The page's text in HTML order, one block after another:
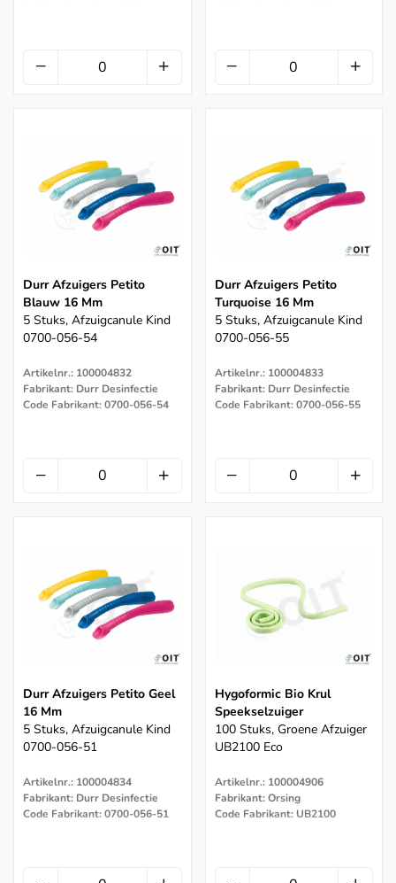
Durr Afzuigers Petito
Blauw 16 Mm
5 Stuks, Afzuigcanule Kind
0700-056-54
Artikelnr.: 100004832
Fabrikant: Durr Desinfectie
Code Fabrikant: 0700-056-54
Durr Afzuigers Petito
Turquoise 16 Mm
5 Stuks, Afzuigcanule Kind
0700-056-55
Artikelnr.: 100004833
Fabrikant: Durr Desinfectie
Code Fabrikant: 0700-056-55
Durr Afzuigers Petito Geel
16 Mm
5 Stuks, Afzuigcanule Kind
0700-056-51
Artikelnr.: 100004834
Fabrikant: Durr Desinfectie
Code Fabrikant: 0700-056-51
Hygoformic Bio Krul
Speekselzuiger
100 Stuks, Groene Afzuiger
UB2100 Eco
Artikelnr.: 100004906
Fabrikant: Orsing
Code Fabrikant: UB2100